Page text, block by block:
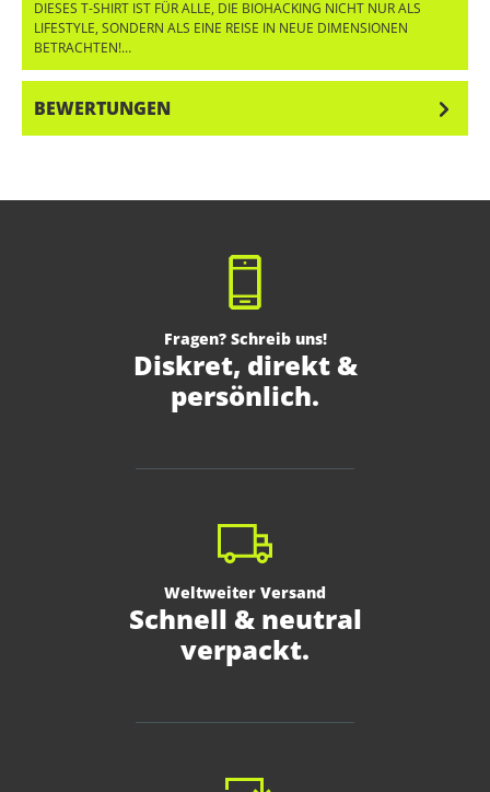
DIESES T-SHIRT IST FÜR ALLE, DIE BIOHACKING NICHT NUR ALS
LIFESTYLE, SONDERN ALS EINE REISE IN NEUE DIMENSIONEN
BETRACHTEN!…
BEWERTUNGEN
Fragen? Schreib uns!
Diskret, direkt &
persönlich.
Weltweiter Versand
Schnell & neutral
verpackt.